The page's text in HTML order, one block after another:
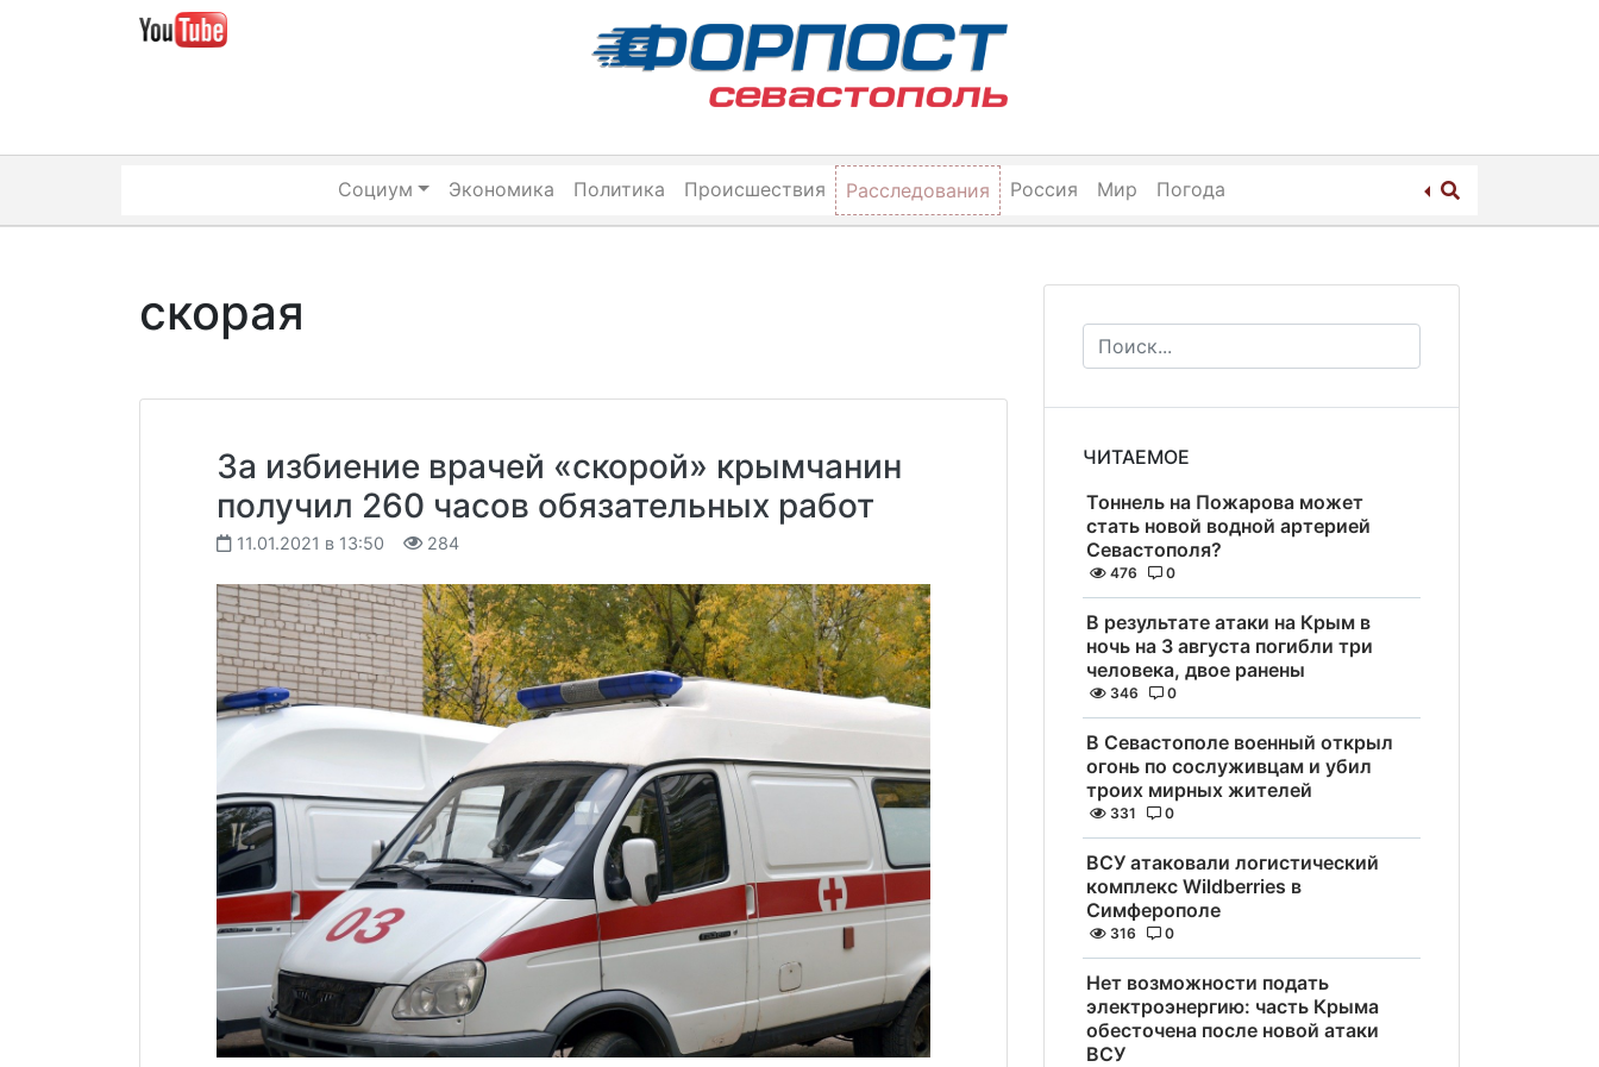
Социум Экономика Политика Происшествия Расследования Россия Мир Погода
скорая
За избиение врачей «скорой» крымчанин
получил 260 часов обязательных работ
11.01.2021 в 13:50 284
ЧИТАЕМОЕ
Тоннель на Пожарова может
стать новой водной артерией
Севастополя?
476 0
В результате атаки на Крым в
ночь на 3 августа погибли три
человека, двое ранены
346 0
В Севастополе военный открыл
огонь по сослуживцам и убил
троих мирных жителей
331 0
ВСУ атаковали логистический
комплекс Wildberries в
Симферополе
316 0
Нет возможности подать
электроэнергию: часть Крыма
обесточена после новой атаки
ВСУ